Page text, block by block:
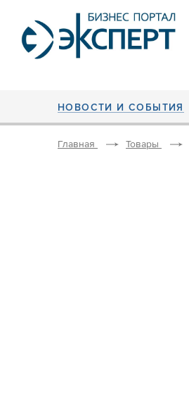
НОВОСТИ И СОБЫТИЯ
Главная Товары